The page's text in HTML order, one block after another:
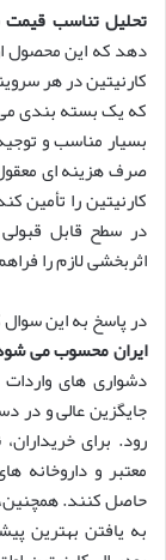
تحلیل تناسب
دهد که این محصول
که یک بسته بندی
بسیار مناسب و
صرف هزینه ای
کارنیتین را تأمین
در سطح قابل قبولی
اثربخشی لازم را
در پاسخ به این
ایران محسوب می
دشواری های واردات
جایگزین عالی و در
رود. برای خریداران،
معتبر و داروخانه
حاصل کنند.
به یافتن بهترین